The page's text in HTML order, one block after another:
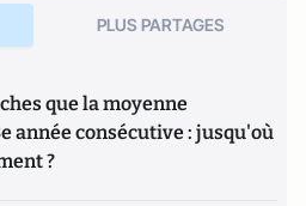
PLUS PARTAGES
que la moyenne
année consécutive : jusqu'où
?